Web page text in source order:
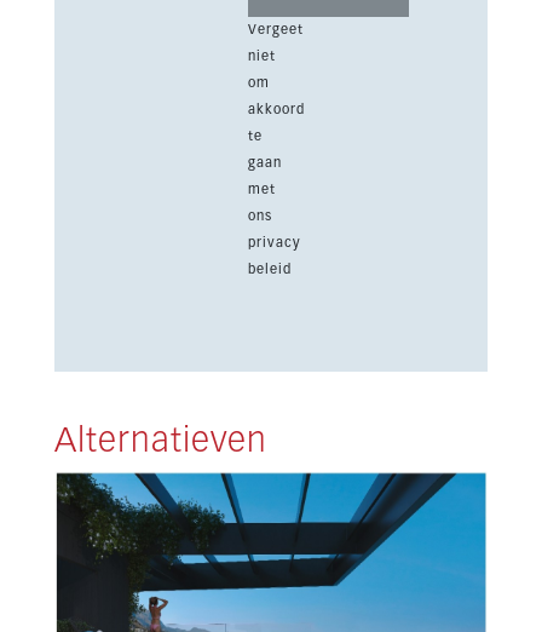
Vergeet
niet
om
akkoord
te
gaan
met
ons
privacy
beleid
Alternatieven